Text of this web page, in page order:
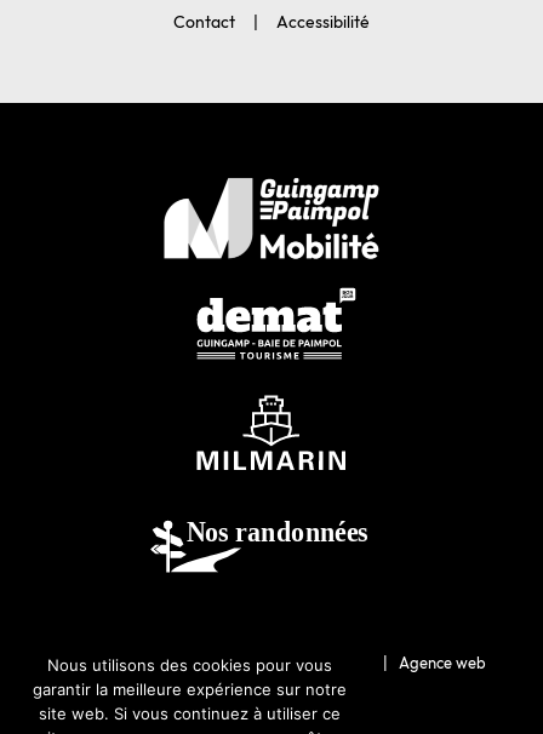
Contact
Accessibilité
© 2026-Guingamp-Paimpol Agglomération | Agence web
Lannion : Coqueliko
Nous utilisons des cookies pour vous
garantir la meilleure expérience sur notre
site web. Si vous continuez à utiliser ce